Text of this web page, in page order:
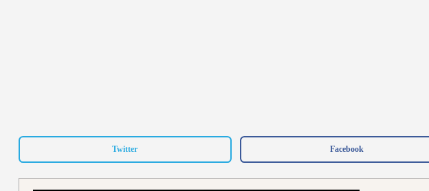
Twitter Facebook